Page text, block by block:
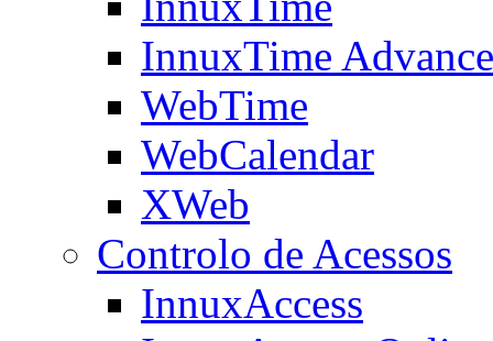
InnuxTime Advance
WebTime
WebCalendar
XWeb
Controlo de Acessos
InnuxAccess